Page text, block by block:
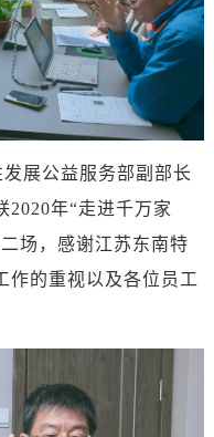
展公益服务部副部长
2020年“走进千万家
场，感谢江苏东南特
作的重视以及各位员工